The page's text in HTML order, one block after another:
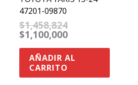
47201-09870
$1,458,824
$1,100,000
AÑADIR AL
CARRITO